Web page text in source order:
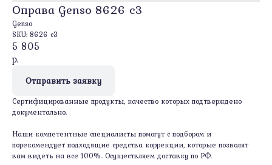
Оправа Genso 8626 c3
Genso
SKU: 8626 c3
5 805
р.
Отправить заявку
Сертифицированные продукты, качество которых подтверждено
документально.
Наши компетентные специалисты помогут с подбором и
порекомендует подходящие средства коррекции, которые позволят
вам видеть на все 100%. Осуществляем доставку по РФ.